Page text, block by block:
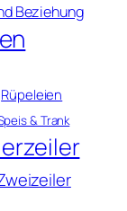
Beziehung
Rüpeleien
& Trank